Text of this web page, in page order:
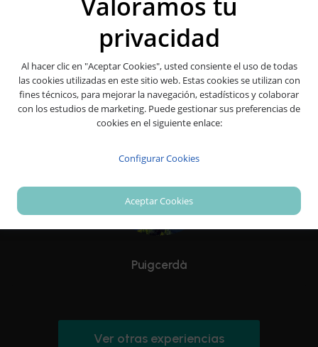
Pals
Puigcerdà
Ver otras experiencias
privacidad
Al hacer clic en "Aceptar Cookies", usted consiente el uso de todas
las cookies utilizadas en este sitio web. Estas cookies se utilizan con
fines técnicos, para mejorar la navegación, estadísticos y colaborar
con los estudios de marketing. Puede gestionar sus preferencias de
cookies en el siguiente enlace:
Configurar Cookies
Aceptar Cookies